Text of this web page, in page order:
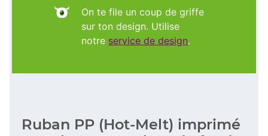
On te file un coup de griffe
sur ton design. Utilise
notre service de design.
Ruban PP (Hot-Melt) imprimé